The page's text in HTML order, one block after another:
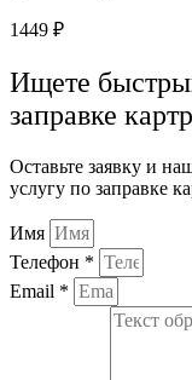
1449 ₽
Ищете
заправке
Оставьте заявку и
услугу по заправке
Имя
Телефон *
Email *